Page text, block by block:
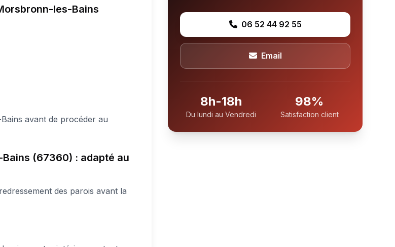
les-Bains
avant de procéder au
(67360) : adapté au
des parois avant la
06 52 44 92 55
Email
8h-18h
Du lundi au Vendredi
98%
Satisfaction client